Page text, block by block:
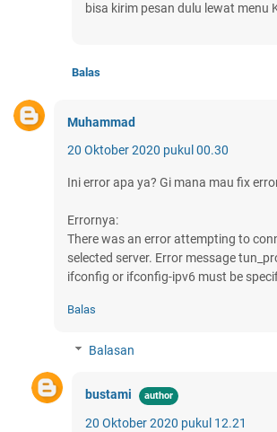
bisa kirim pesan dulu lewat menu
Balas
Muhammad
20 Oktober 2020 pukul 00.30
Ini error apa ya? Gi mana mau fix
Errornya:
There was an error attempting to
selected server. Error message
ifconfig or ifconfig-ipv6 must be
Balas
Balasan
bustami
20 Oktober 2020 pukul 12.21